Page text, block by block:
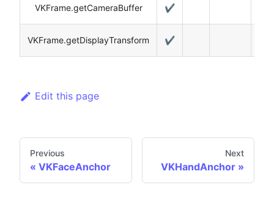
VKFrame.getCameraBuffer ✔️
VKFrame.getDisplayTransform ✔️
Edit this page
Previous
VKFaceAnchor
Next
VKHandAnchor